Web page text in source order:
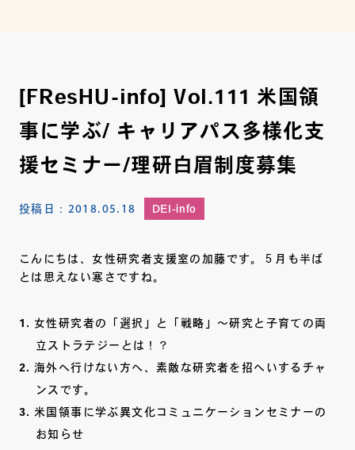
[FResHU-info] Vol.111 米国領
事に学ぶ/ キャリアパス多様化支
援セミナー/理研白眉制度募集
投稿日： 2018.05.18 DEI-info
こんにちは、女性研究者支援室の加藤です。５月も半ば
とは思えない寒さですね。
女性研究者の「選択」と「戦略」～研究と子育ての両
立ストラテジーとは！？
海外へ行けない方へ、素敵な研究者を招へいするチャ
ンスです。
米国領事に学ぶ異文化コミュニケーションセミナーの
お知らせ